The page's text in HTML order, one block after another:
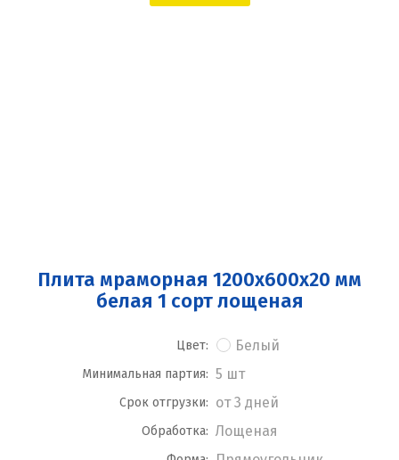
Плита мраморная 1200x600x20 мм
белая 1 сорт лощеная
Цвет: Белый
Минимальная партия: 5 шт
Срок отгрузки: от 3 дней
Обработка: Лощеная